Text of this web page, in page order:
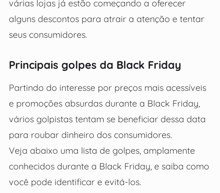
várias lojas já estão começando a oferecer
alguns descontos para atrair a atenção e tentar
seus consumidores.
Principais golpes da Black Friday
Partindo do interesse por preços mais acessíveis
e promoções absurdas durante a Black Friday,
vários golpistas tentam se beneficiar dessa data
para roubar dinheiro dos consumidores.
Veja abaixo uma lista de golpes, amplamente
conhecidos durante a Black Friday, e saiba como
você pode identificar e evitá-los.